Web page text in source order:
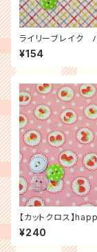
ライリーブレイク
ック
¥154
【カットクロス】
age 30's ストロ
ス（ピンク）
¥240